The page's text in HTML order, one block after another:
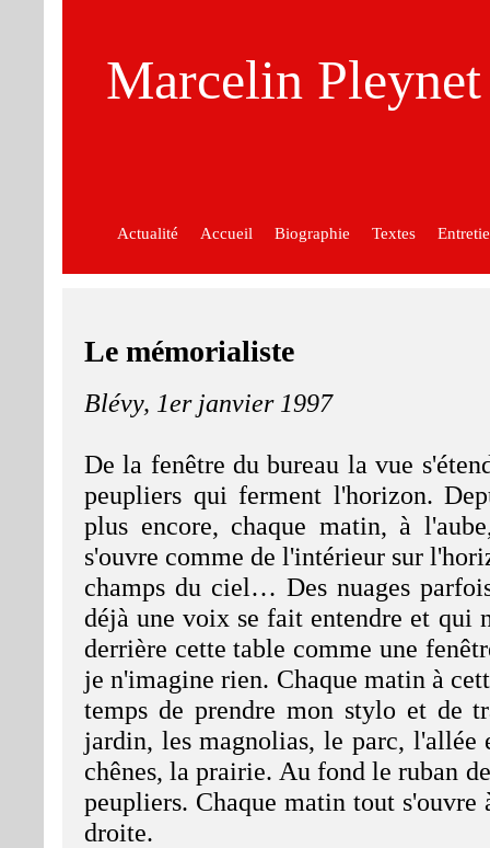
Actualité Accueil Biographie Textes
Marcelin Pleynet
Le mémorialiste
Blévy, 1er janvier 1997
De la fenêtre du bureau la vue
peupliers qui ferment l'horizon.
plus encore, chaque matin, à
s'ouvre comme de l'intérieur sur
champs du ciel… Des nuages
déjà une voix se fait entendre et qui
derrière cette table comme une
je n'imagine rien. Chaque matin à
temps de prendre mon stylo et de
jardin, les magnolias, le parc, l'allée
chênes, la prairie. Au fond le ruban
peupliers. Chaque matin tout
droite.